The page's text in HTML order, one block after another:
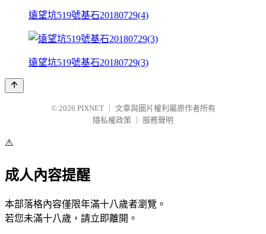
遠望坑519號基石20180729(4)
遠望坑519號基石20180729(3)
© 2026 PIXNET
文章與圖片權利屬原作者所有
隱私權政策
服務聲明
⚠️
成人內容提醒
本部落格內容僅限年滿十八歲者瀏覽。
若您未滿十八歲，請立即離開。